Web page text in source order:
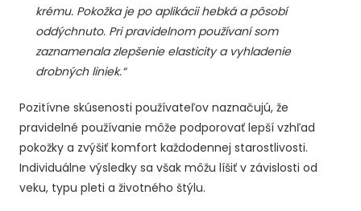
krému. Pokožka je po aplikácii hebká a pôsobí
oddýchnuto. Pri pravidelnom používaní som
zaznamenala zlepšenie elasticity a vyhladenie
drobných liniek.“
Pozitívne skúsenosti používateľov naznačujú, že
pravidelné používanie môže podporovať lepší vzhľad
pokožky a zvýšiť komfort každodennej starostlivosti.
Individuálne výsledky sa však môžu líšiť v závislosti od
veku, typu pleti a životného štýlu.